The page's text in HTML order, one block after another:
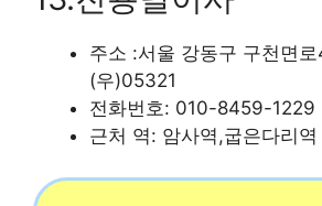
주소 :서울 강동구 구천면
(우)05321
전화번호: 010-8459-1229
근처 역: 암사역,굽은다리역